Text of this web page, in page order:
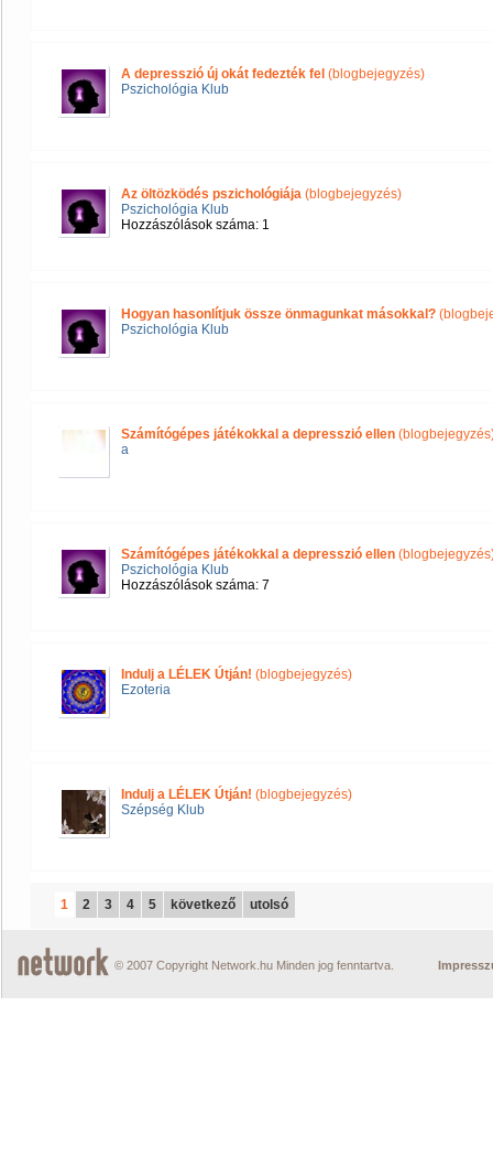
A depresszió új okát fedezték fel (blogbejegyzés)
Pszichológia Klub
Az öltözködés pszichológiája (blogbejegyzés)
Pszichológia Klub
Hozzászólások száma: 1
Hogyan hasonlítjuk össze önmagunkat másokkal?
Pszichológia Klub
Számítógépes játékokkal a depresszió ellen
a
Számítógépes játékokkal a depresszió ellen
Pszichológia Klub
Hozzászólások száma: 7
Indulj a LÉLEK Útján! (blogbejegyzés)
Ezoteria
Indulj a LÉLEK Útján! (blogbejegyzés)
Szépség Klub
1 2 3 4 5 következő utolsó
© 2007 Copyright Network.hu Minden jog fenntartva.